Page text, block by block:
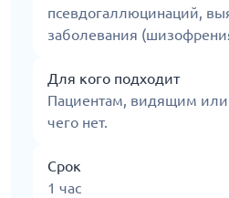
псевдогаллюцинаций,
заболевания
Для кого подходит
Пациентам, видящим
чего нет.
Срок
1 час